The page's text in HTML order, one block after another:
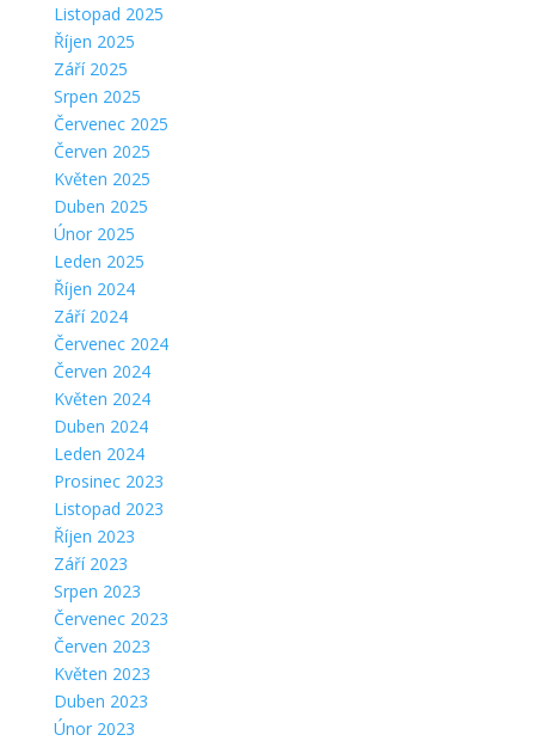
Listopad 2025
Říjen 2025
Září 2025
Srpen 2025
Červenec 2025
Červen 2025
Květen 2025
Duben 2025
Únor 2025
Leden 2025
Říjen 2024
Září 2024
Červenec 2024
Červen 2024
Květen 2024
Duben 2024
Leden 2024
Prosinec 2023
Listopad 2023
Říjen 2023
Září 2023
Srpen 2023
Červenec 2023
Červen 2023
Květen 2023
Duben 2023
Únor 2023